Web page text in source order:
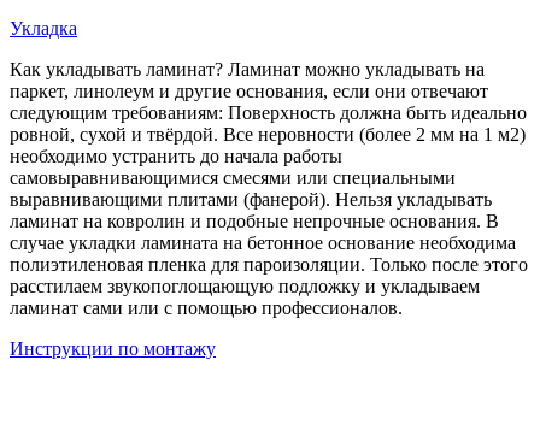
Укладка
Как укладывать ламинат? Ламинат можно укладывать на
паркет, линолеум и другие основания, если они отвечают
следующим требованиям: Поверхность должна быть идеально
ровной, сухой и твёрдой. Все неровности (более 2 мм на 1 м2)
необходимо устранить до начала работы
самовыравнивающимися смесями или специальными
выравнивающими плитами (фанерой). Нельзя укладывать
ламинат на ковролин и подобные непрочные основания. В
случае укладки ламината на бетонное основание необходима
полиэтиленовая пленка для пароизоляции. Только после этого
расстилаем звукопоглощающую подложку и укладываем
ламинат сами или с помощью профессионалов.
Инструкции по монтажу